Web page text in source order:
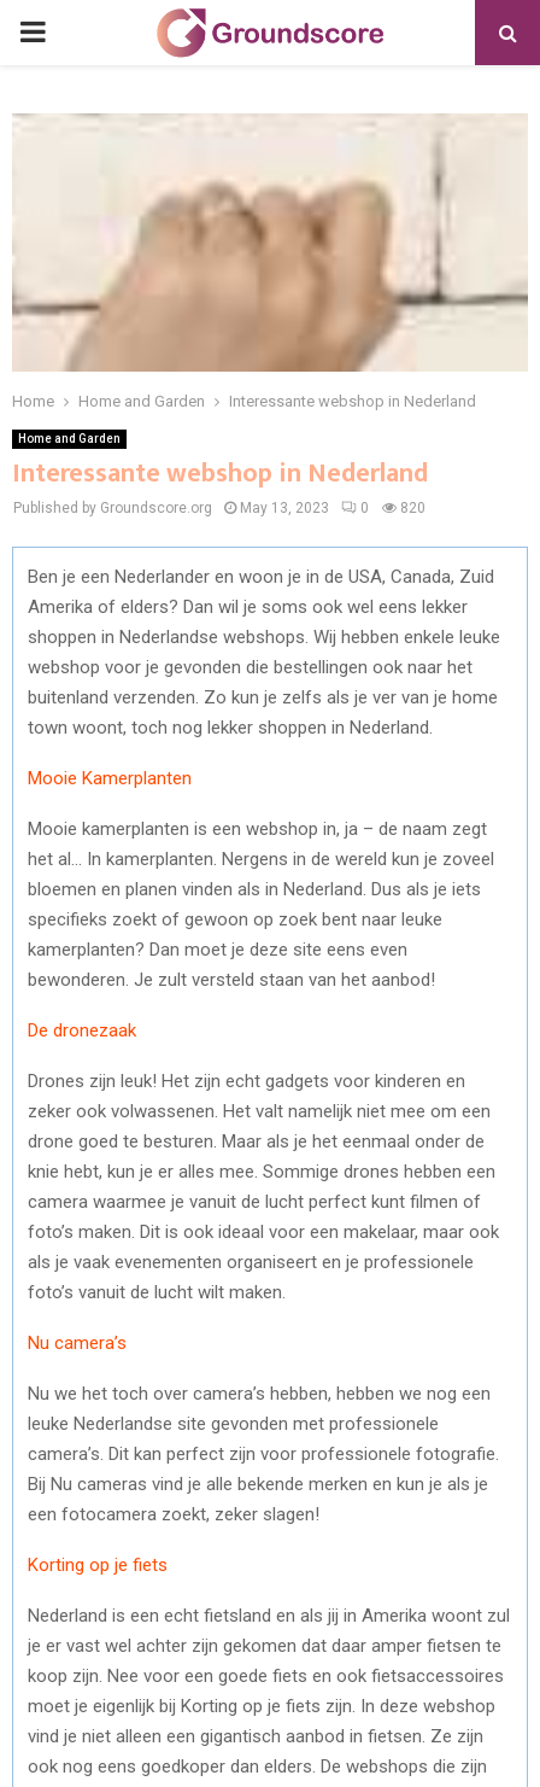
PRIMARY
Home Home and Garden Interessante webshop in Nederland
Home and Garden
Interessante webshop in Nederland
Published by Groundscore.org May 13, 2023 0 820
Ben je een Nederlander en woon je in de USA, Canada, Zuid
Amerika of elders? Dan wil je soms ook wel eens lekker
shoppen in Nederlandse webshops. Wij hebben enkele leuke
webshop voor je gevonden die bestellingen ook naar het
buitenland verzenden. Zo kun je zelfs als je ver van je home
town woont, toch nog lekker shoppen in Nederland.
Mooie Kamerplanten
Mooie kamerplanten is een webshop in, ja – de naam zegt
het al… In kamerplanten. Nergens in de wereld kun je zoveel
bloemen en planen vinden als in Nederland. Dus als je iets
specifieks zoekt of gewoon op zoek bent naar leuke
kamerplanten? Dan moet je deze site eens even
bewonderen. Je zult versteld staan van het aanbod!
De dronezaak
Drones zijn leuk! Het zijn echt gadgets voor kinderen en
zeker ook volwassenen. Het valt namelijk niet mee om een
drone goed te besturen. Maar als je het eenmaal onder de
knie hebt, kun je er alles mee. Sommige drones hebben een
camera waarmee je vanuit de lucht perfect kunt filmen of
foto’s maken. Dit is ook ideaal voor een makelaar, maar ook
als je vaak evenementen organiseert en je professionele
foto’s vanuit de lucht wilt maken.
Nu camera’s
Nu we het toch over camera’s hebben, hebben we nog een
leuke Nederlandse site gevonden met professionele
camera’s. Dit kan perfect zijn voor professionele fotografie.
Bij Nu cameras vind je alle bekende merken en kun je als je
een fotocamera zoekt, zeker slagen!
Korting op je fiets
Nederland is een echt fietsland en als jij in Amerika woont zul
je er vast wel achter zijn gekomen dat daar amper fietsen te
koop zijn. Nee voor een goede fiets en ook fietsaccessoires
moet je eigenlijk bij Korting op je fiets zijn. In deze webshop
vind je niet alleen een gigantisch aanbod in fietsen. Ze zijn
ook nog eens goedkoper dan elders. De webshops die zijn